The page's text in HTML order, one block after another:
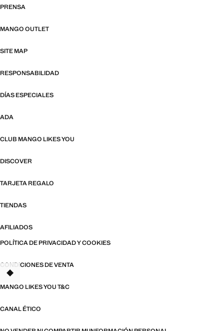
PRENSA
MANGO OUTLET
SITE MAP
RESPONSABILIDAD
DÍAS ESPECIALES
ADA
CLUB MANGO LIKES YOU
DISCOVER
TARJETA REGALO
TIENDAS
AFILIADOS
POLÍTICA DE PRIVACIDAD Y COOKIES
CONDICIONES DE VENTA
MANGO LIKES YOU T&C
CANAL ÉTICO